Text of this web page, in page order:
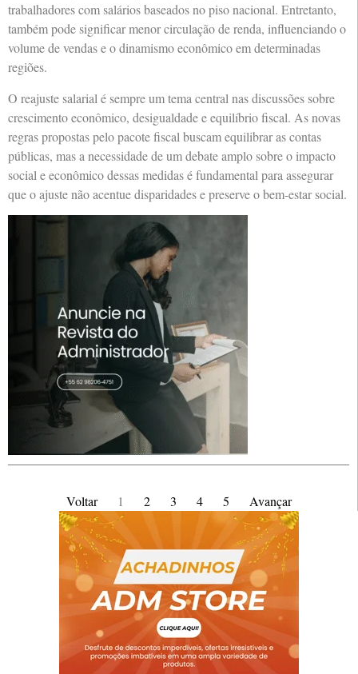
trabalhadores com salários baseados no piso nacional. Entretanto,
também pode significar menor circulação de renda, influenciando o
volume de vendas e o dinamismo econômico em determinadas
regiões.
O reajuste salarial é sempre um tema central nas discussões sobre
crescimento econômico, desigualdade e equilíbrio fiscal. As novas
regras propostas pelo pacote fiscal buscam equilibrar as contas
públicas, mas a necessidade de um debate amplo sobre o impacto
social e econômico dessas medidas é fundamental para assegurar
que o ajuste não acentue disparidades e preserve o bem-estar social.
Voltar 1 2 3 4 5 Avançar